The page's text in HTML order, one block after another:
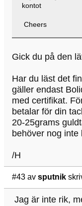
kontot
Cheers
Gick du på den
Har du läst det
gäller endast
med certifikat.
betalar för din
20-25grams
behöver nog
/H
#43 av sputnik
Jag är inte rik,